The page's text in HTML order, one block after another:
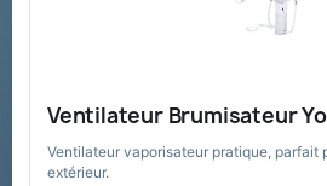
Ventilateur Brumisateur
Ventilateur vaporisateur pratique, parfait
extérieur.
Devis, mandat administratif et